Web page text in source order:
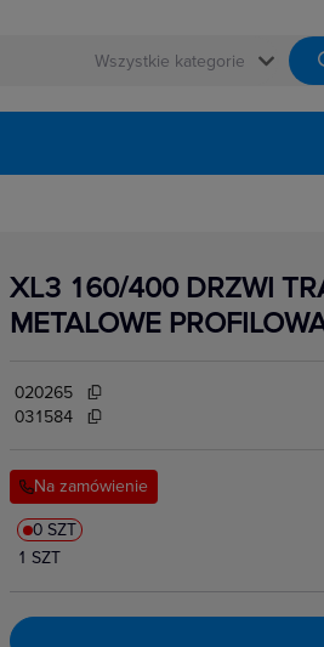

XL3 160/400 DRZWI
METALOWE
020265
031584
Na zamówienie
0 SZT
1 SZT